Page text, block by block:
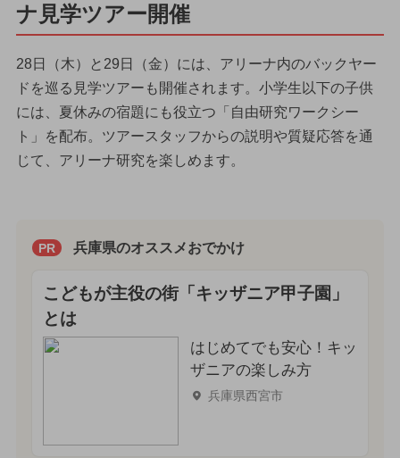
ナ見学ツアー開催
28日（木）と29日（金）には、アリーナ内のバックヤー
ドを巡る見学ツアーも開催されます。小学生以下の子供
には、夏休みの宿題にも役立つ「自由研究ワークシー
ト」を配布。ツアースタッフからの説明や質疑応答を通
じて、アリーナ研究を楽しめます。
PR 兵庫県のオススメおでかけ
こどもが主役の街「キッザニア甲子園」
とは
はじめてでも安心！キッ
ザニアの楽しみ方
兵庫県西宮市